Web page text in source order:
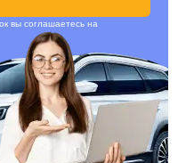
вы соглашаетесь на